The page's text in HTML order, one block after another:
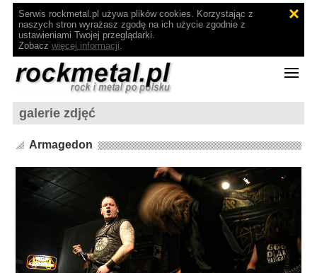
Serwis rockmetal.pl używa plików cookies. Korzystając z
naszych stron wyrażasz zgodę na ich użycie zgodnie z
ustawieniami Twojej przeglądarki.
Zobacz więcej informacji.
galerie zdjęć
Armagedon